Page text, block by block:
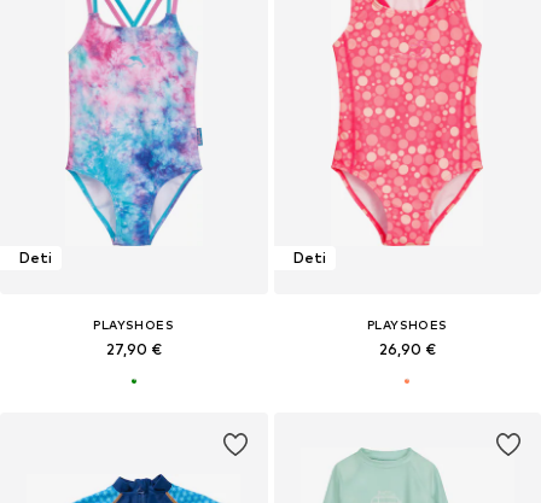
Deti
PLAYSHOES
27,90 €
Deti
PLAYSHOES
26,90 €